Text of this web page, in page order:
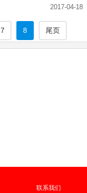
2017-04-18
7 8 尾页
联系我们